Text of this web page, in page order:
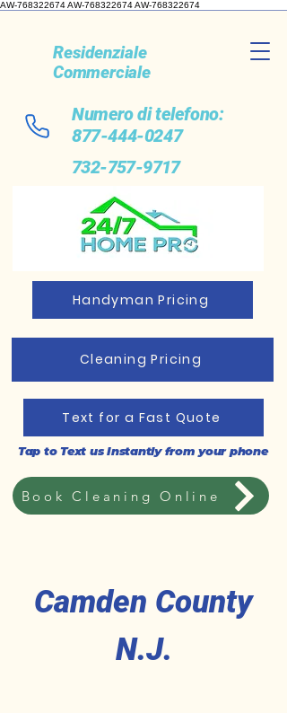
AW-768322674 AW-768322674AW-768322674
Residenziale
Commerciale
Numero di telefono:
877-444-0247
732-757-9717
Handyman Pricing
Cleaning Pricing
Text for a Fast Quote
Tap to Text us Instantly from your phone
Book Cleaning Online
Camden County
N.J.